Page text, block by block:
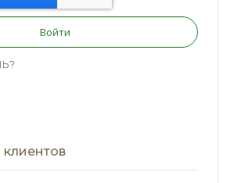
Войти